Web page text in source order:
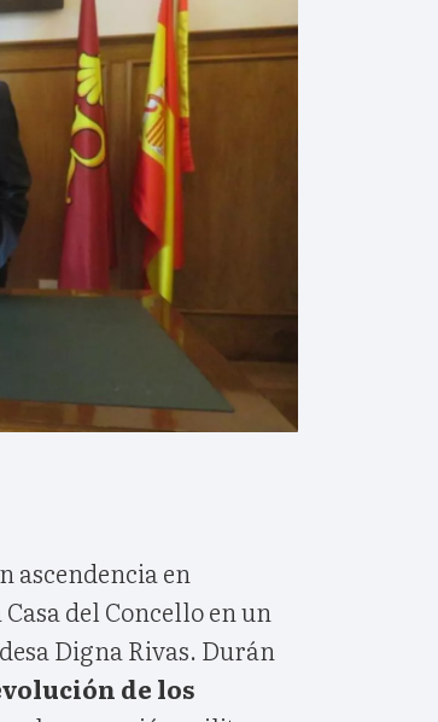
ascendencia en
del Concello en un
Digna Rivas. Durán
de los